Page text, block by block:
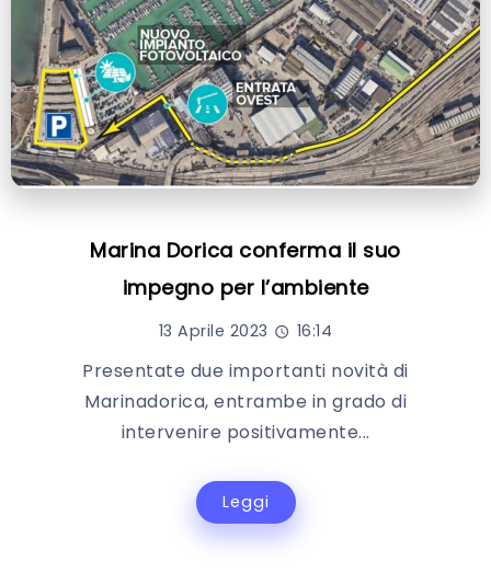
Marina Dorica conferma il suo
impegno per l’ambiente
13 Aprile 2023 16:14
Presentate due importanti novità di
Marinadorica, entrambe in grado di
intervenire positivamente...
Leggi